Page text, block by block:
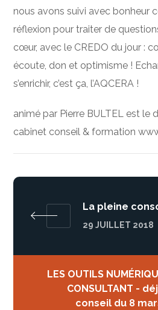
nous avons suivi avec bonheur
réflexion pour traiter de
cœur, avec le CREDO du jour :
écoute, don et optimisme !
s’enrichir, c’est ça, l’AQCERA !
animé par Pierre BULTEL est le
cabinet conseil & formation
La pleine
29 JUILLET 2018
LES OUTILS
CONSULTANT -
conseil du 8